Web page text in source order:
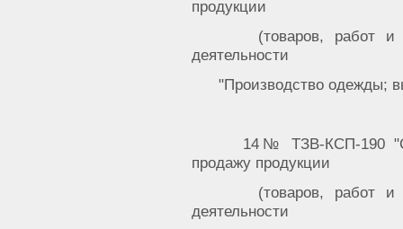
продукции
(товаров, работ
деятельности
"Производство одежды;
14№ ТЗВ-КСП-190
продажу продукции
(товаров, работ
деятельности